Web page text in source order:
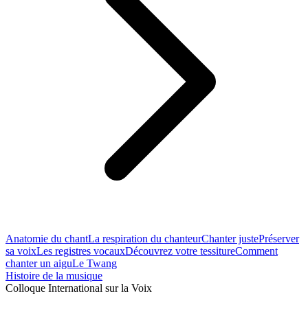
Anatomie du chantLa respiration du chanteurChanter justePréserver
sa voixLes registres vocauxDécouvrez votre tessitureComment
chanter un aiguLe Twang
Histoire de la musique
Colloque International sur la Voix